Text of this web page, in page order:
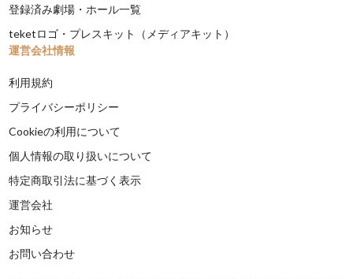
登録済み劇場・ホール一覧
teketロゴ・プレスキット（メディアキット）
運営会社情報
利用規約
プライバシーポリシー
Cookieの利用について
個人情報の取り扱いについて
特定商取引法に基づく表示
運営会社
お知らせ
お問い合わせ